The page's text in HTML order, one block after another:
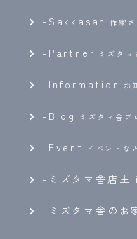
- Sakkasan 作家さ
- Partner ミズタマ
- Information お
- Blog ミズタマ舎ブ
- Event イベントな
-ミズタマ舎店
-ミズタマ舎のお